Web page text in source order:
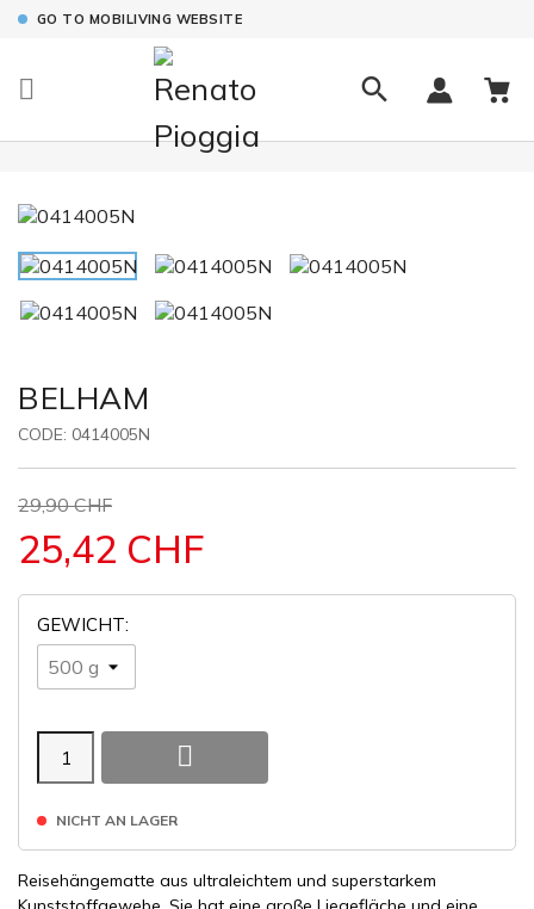
GO TO MOBILIVING WEBSITE

BELHAM
CODE: 0414005N
29,90 CHF
25,42 CHF
GEWICHT:

NICHT AN LAGER
Reisehängematte aus ultraleichtem und superstarkem